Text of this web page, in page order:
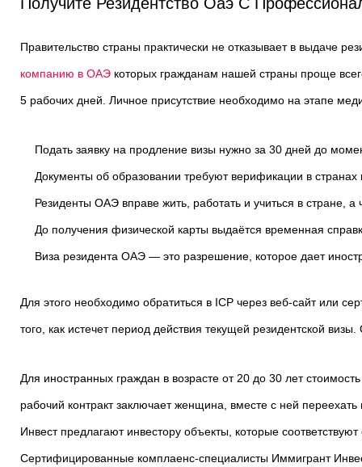
Правительство страны практически не отказывает в выдаче
компанию в ОАЭкоторых гражданам нашей страны проще
5 рабочих дней. Личное присутствие необходимо на этапе
Подать заявку на продление визы нужно за 30 дней до
Документы об образовании требуют верификации в
Резиденты ОАЭ вправе жить, работать и учиться в стране,
До получения физической карты выдаётся временная
Виза резидента ОАЭ — это разрешение, которое дает
Для этого необходимо обратиться в ICP через веб-сайт или
того, как истечет период действия текущей резидентской
Для иностранных граждан в возрасте от 20 до 30 лет
рабочий контракт заключает женщина, вместе с ней
Инвест предлагают инвестору объекты, которые
Сертифицированные комплаенс-специалисты Иммигрант